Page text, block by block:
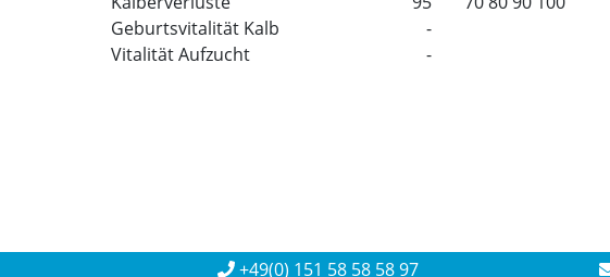
Geburtsvitalität Kalb
-
Vitalität Aufzucht
-
+49(0) 151 58 58 58 97